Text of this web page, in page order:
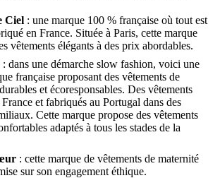
Ciel : une marque 100 % française où tout est
en France. Située à Paris, cette marque
vêtements élégants à des prix abordables.
: dans une démarche slow fashion, voici une
française proposant des vêtements de
et écoresponsables. Des vêtements
et fabriqués au Portugal dans des
Cette marque propose des vêtements
adaptés à tous les stades de la
: cette marque de vêtements de maternité
sur son engagement éthique.